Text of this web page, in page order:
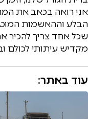
אני רואה בכאב את
הבלע וההאשמות
שכל אחד צריך להכיר
מקדיש עיתותי לכולם
עוד באתר: